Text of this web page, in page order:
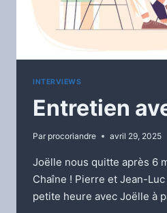
INTERVIEWS
Entretien
Par procoriandre avril 29, 2025
Joëlle nous quitte après 6
Chaîne ! Pierre et Jean-
petite heure avec Joëlle à